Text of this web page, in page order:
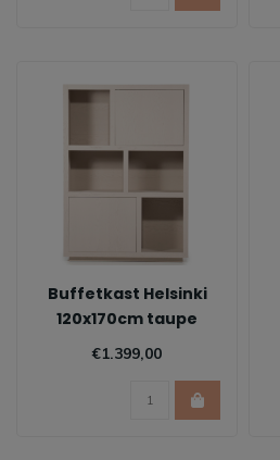
Buffetkast Helsinki
120x170cm taupe
€1.399,00